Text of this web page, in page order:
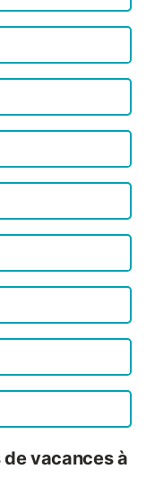
vacances à